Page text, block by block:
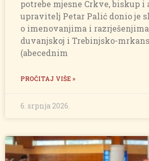
potrebe mjesne Crkve, biskup i
upravitelj Petar Palić donio je
o imenovanjima i
duvanjskoj i Trebinjsko-
(abecednim
PROČITAJ VIŠE »
6. srpnja 2026.